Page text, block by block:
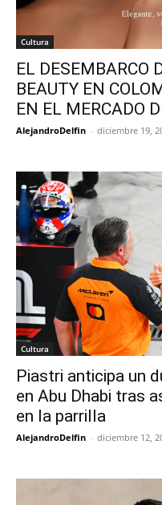
Cultura
EL DESEMBARCO
BEAUTY EN
EN EL MERCADO
AlejandroDelfin - diciembre 19,
Cultura
Piastri anticipa un
en Abu Dhabi tras
en la parrilla
AlejandroDelfin - diciembre 12,